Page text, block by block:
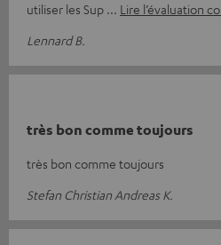
utiliser les Sup
Lire l’évaluation
Lennard B.
très bon comme toujours
très bon comme toujours
Stefan Christian Andreas K.